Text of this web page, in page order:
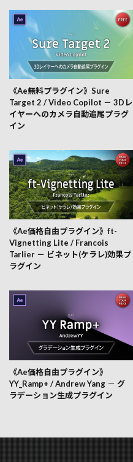
《Ae無料プラグイン》Sure
Target 2 / Video Copilot － 3Dレ
イヤーへのカメラ自動追尾プラグ
イン
《Ae価格自由プラグイン》ft-
Vignetting Lite / Francois
Tarlier － ビネット(ケラレ)効果プ
ラグイン
《Ae価格自由プラグイン》
YY_Ramp+ / Andrew Yang － グ
ラデーション生成プラグイン